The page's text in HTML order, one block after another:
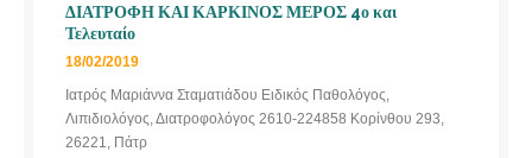
ΔΙΑΤΡΟΦΗ ΚΑΙ ΚΑΡΚΙΝΟΣ ΜΕΡΟΣ 4ο και
Τελευταίο
18/02/2019
Ιατρός Μαριάννα Σταματιάδου Ειδικός Παθολόγος,
Λιπιδιολόγος, Διατροφολόγος 2610-224858 Κορίνθου 293,
26221, Πάτρ